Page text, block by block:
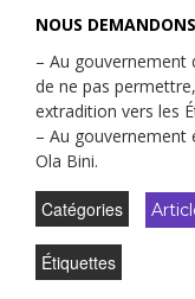
NOUS
– Au gouvernement
de ne pas
extradition vers les
– Au
Ola Bini.
Catégories
Étiquettes